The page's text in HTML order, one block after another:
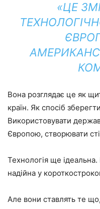
«ЦЕ
Вона розглядає це як
країн. Як спосіб
Використовувати
Європою, створювати
Технологія ще
надійна у
Але вони ставлять те